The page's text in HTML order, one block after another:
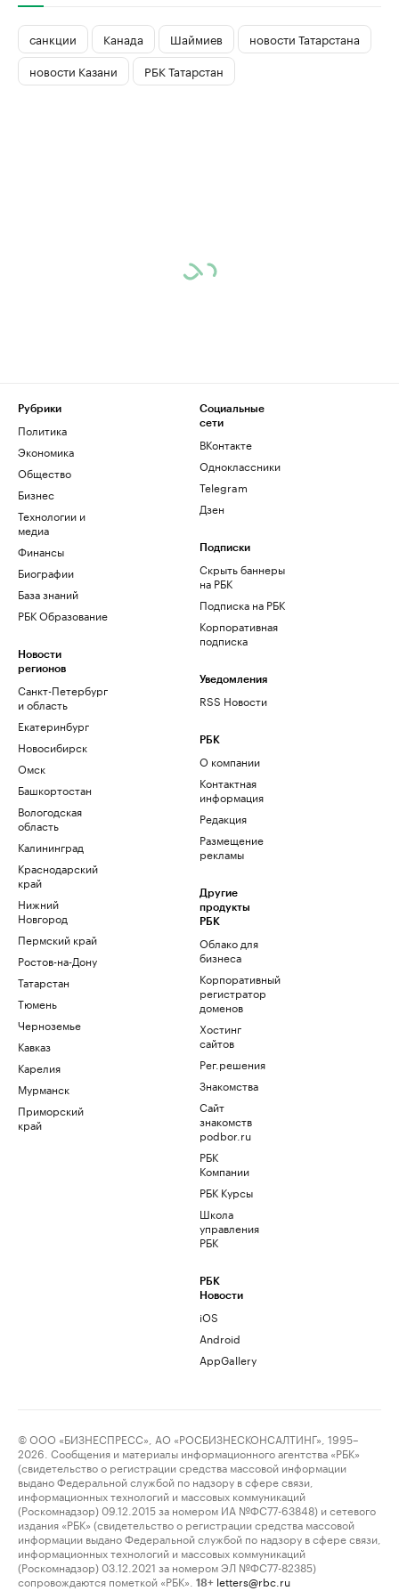
санкции Канада Шаймиев
новости Татарстана
новости Казани
РБК Татарстан
Рубрики
Политика
Экономика
Общество
Бизнес
Технологии и
медиа
Финансы
Биографии
База знаний
РБК Образование
Новости
регионов
Санкт-Петербург
и область
Екатеринбург
Новосибирск
Омск
Башкортостан
Вологодская
область
Калининград
Краснодарский
край
Нижний
Новгород
Пермский край
Ростов-на-Дону
Татарстан
Тюмень
Черноземье
Кавказ
Карелия
Мурманск
Приморский
край
Социальные
сети
ВКонтакте
Одноклассники
Telegram
Дзен
Подписки
Скрыть баннеры
на РБК
Подписка на РБК
Корпоративная
подписка
Уведомления
RSS Новости
РБК
О компании
Контактная
информация
Редакция
Размещение
рекламы
Другие
продукты
РБК
Облако для
бизнеса
Корпоративный
регистратор
доменов
Хостинг
сайтов
Рег.решения
Знакомства
Сайт
знакомств
podbor.ru
РБК
Компании
РБК Курсы
Школа
управления
РБК
РБК
Новости
iOS
Android
AppGallery
© ООО «БИЗНЕСПРЕСС», АО «РОСБИЗНЕСКОНСАЛТИНГ», 1995–
2026. Сообщения и материалы информационного агентства «РБК»
(свидетельство о регистрации средства массовой информации
выдано Федеральной службой по надзору в сфере связи,
информационных технологий и массовых коммуникаций
(Роскомнадзор) 09.12.2015 за номером ИА №ФС77-63848) и сетевого
издания «РБК» (свидетельство о регистрации средства массовой
информации выдано Федеральной службой по надзору в сфере связи,
информационных технологий и массовых коммуникаций
(Роскомнадзор) 03.12.2021 за номером ЭЛ №ФС77-82385)
сопровождаются пометкой «РБК».
18+ letters@rbc.ru